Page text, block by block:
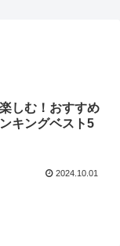
しむ！おすすめ
キングベスト5
2024.10.01